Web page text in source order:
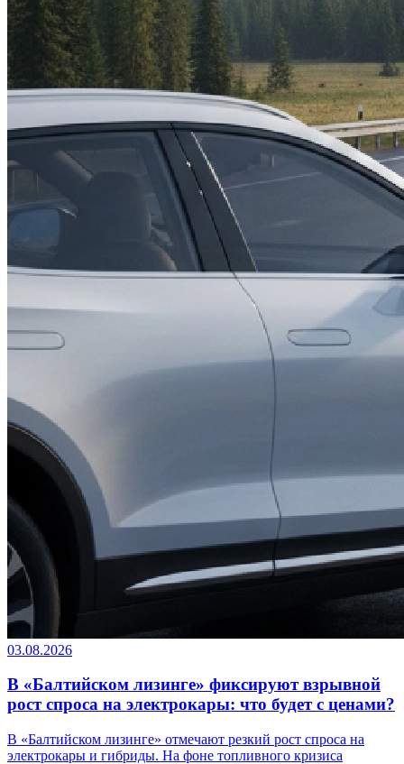
03.08.2026
В «Балтийском лизинге» фиксируют взрывной
рост спроса на электрокары: что будет с ценами?
В «Балтийском лизинге» отмечают резкий рост спроса на
электрокары и гибриды. На фоне топливного кризиса